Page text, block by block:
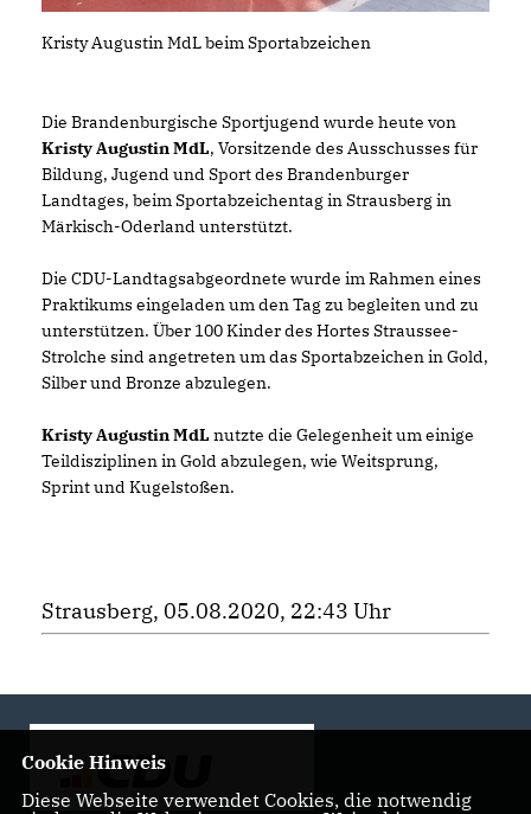
Kristy Augustin MdL beim Sportabzeichen
Die Brandenburgische Sportjugend wurde heute von
Kristy Augustin MdL, Vorsitzende des Ausschusses für
Bildung, Jugend und Sport des Brandenburger
Landtages, beim Sportabzeichentag in Strausberg in
Märkisch-Oderland unterstützt.
Die CDU-Landtagsabgeordnete wurde im Rahmen eines
Praktikums eingeladen um den Tag zu begleiten und zu
unterstützen. Über 100 Kinder des Hortes Straussee-
Strolche sind angetreten um das Sportabzeichen in Gold,
Silber und Bronze abzulegen.
Kristy Augustin MdLnutzte die Gelegenheit um einige
Teildisziplinen in Gold abzulegen, wie Weitsprung,
Sprint und Kugelstoßen.
Strausberg, 05.08.2020, 22:43 Uhr
Cookie Hinweis
Diese Webseite verwendet Cookies, die notwendig